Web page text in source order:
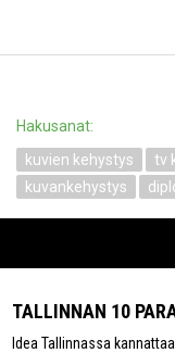
Hakusanat:
kuvien kehystys
tv
kuvankehystys
TALLINNAN 10
Idea Tallinnassa